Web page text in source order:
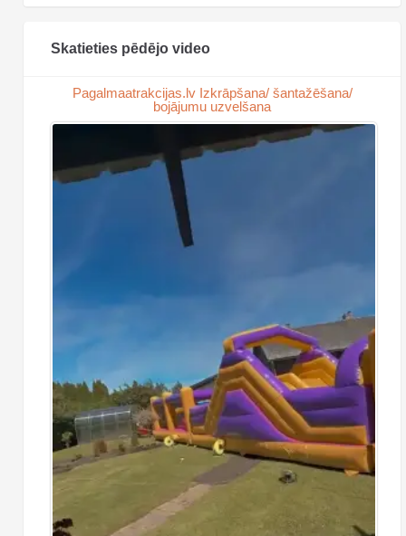
Skatieties pēdējo video
Pagalmaatrakcijas.lv Izkrāpšana/ šantažēšana/
bojājumu uzvelšana